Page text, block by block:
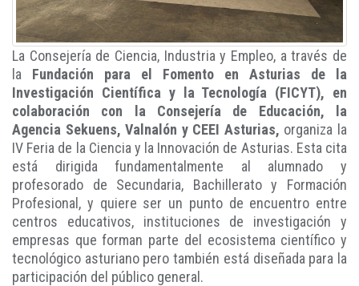
La Consejería de Ciencia, Industria y Empleo, a través de
la Fundación para el Fomento en Asturias de la
Investigación Científica y la Tecnología (FICYT), en
colaboración con la Consejería de Educación, la
Agencia Sekuens, Valnalón y CEEI Asturias, organiza la
IV Feria de la Ciencia y la Innovación de Asturias. Esta cita
está dirigida fundamentalmente al alumnado y
profesorado de Secundaria, Bachillerato y Formación
Profesional, y quiere ser un punto de encuentro entre
centros educativos, instituciones de investigación y
empresas que forman parte del ecosistema científico y
tecnológico asturiano pero también está diseñada para la
participación del público general.